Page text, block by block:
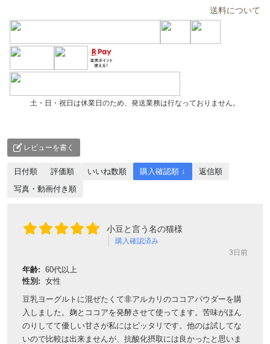
送料について
土・日・祝日は休業日のため、発送業務は行なっておりません。
レビューを書く
日付順 評価順 いいね数順 購入確認順 ↓
返信順
写真・動画付き順
小豆と言う名の猫様
購入確認済み
3日前
年齢: 60代以上
性別: 女性
豆乳ヨーグルトに混ぜたくて非アルカリのココアパウダーを購
入しました。麹とココアを発酵させて使ってます。苦味がほん
のりしてて優しい甘さが私にはピッタリです。他のは試してな
いので比較は出来ませんが、抗酸化摂取には良かったと思いま